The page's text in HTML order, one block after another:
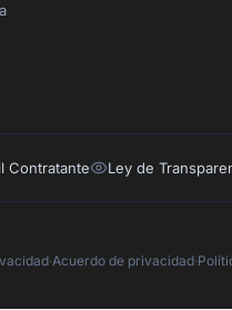
Contratante Ley de
·Acuerdo de privacidad·